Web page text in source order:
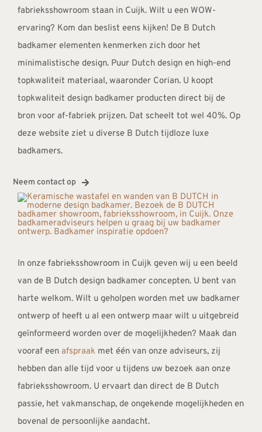
fabrieksshowroom staan in Cuijk. Wilt u een WOW-
ervaring? Kom dan beslist eens kijken! De B Dutch
badkamer elementen kenmerken zich door het
minimalistische design. Puur Dutch design en high-end
topkwaliteit materiaal, waaronder Corian. U koopt
topkwaliteit design badkamer producten direct bij de
bron voor af-fabriek prijzen. Dat scheelt tot wel 40%. Op
deze website ziet u diverse B Dutch tijdloze luxe
badkamers.
Neem contact op
In onze fabrieksshowroom in Cuijk geven wij u een beeld
van de B Dutch design badkamer concepten. U bent van
harte welkom. Wilt u geholpen worden met uw badkamer
ontwerp of heeft u al een ontwerp maar wilt u uitgebreid
geïnformeerd worden over de mogelijkheden? Maak dan
vooraf een afspraakmet één van onze adviseurs, zij
hebben dan alle tijd voor u tijdens uw bezoek aan onze
fabrieksshowroom. U ervaart dan direct de B Dutch
passie, het vakmanschap, de ongekende mogelijkheden en
bovenal de persoonlijke aandacht.